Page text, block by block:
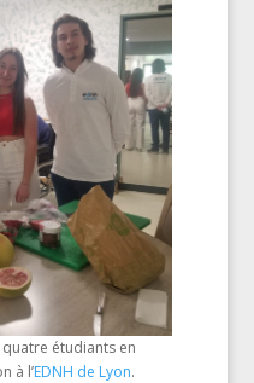
quatre étudiants en
à l’EDNH de Lyon.